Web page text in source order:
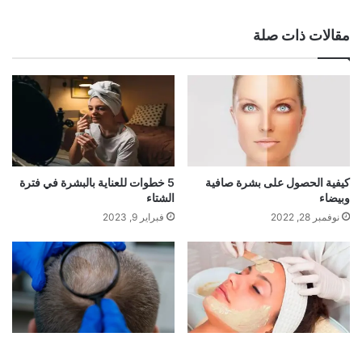
مقالات ذات صلة
كيفية الحصول على بشرة صافية
وبيضاء
نوفمبر 28, 2022
5 خطوات للعناية بالبشرة في فترة
الشتاء
فبراير 9, 2023